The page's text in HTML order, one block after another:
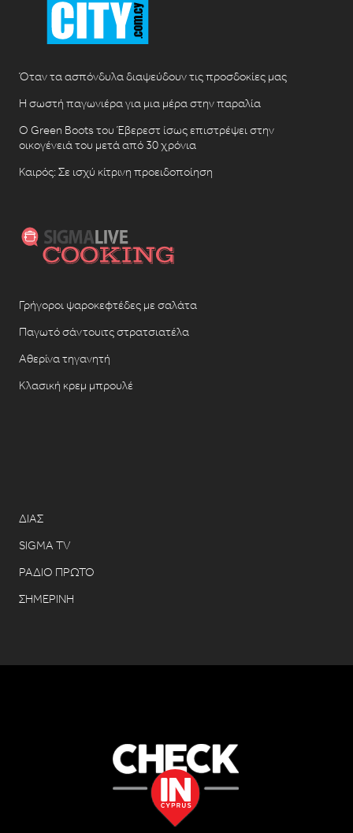
Όταν τα ασπόνδυλα διαψεύδουν τις προσδοκίες μας
Η σωστή παγωνιέρα για μια μέρα στην παραλία
Ο Green Boots του Έβερεστ ίσως επιστρέψει στην
οικογένειά του μετά από 30 χρόνια
Καιρός: Σε ισχύ κίτρινη προειδοποίηση
Γρήγοροι ψαροκεφτέδες με σαλάτα
Παγωτό σάντουιτς στρατσιατέλα
Αθερίνα τηγανητή
Κλασική κρεμ μπρουλέ
ΔΙΑΣ
SIGMA TV
ΡΑΔΙΟ ΠΡΩΤΟ
ΣΗΜΕΡΙΝΗ